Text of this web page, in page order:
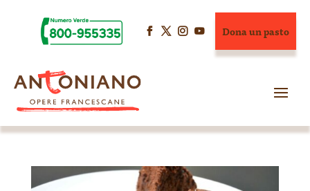
    Dona un pasto